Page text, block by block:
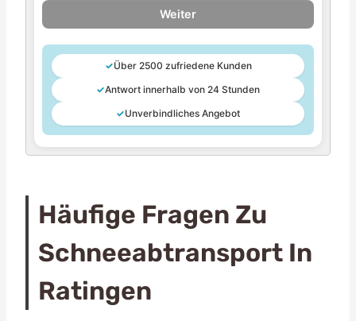
Weiter
✓Über 2500 zufriedene Kunden
✓Antwort innerhalb von 24 Stunden
✓Unverbindliches Angebot
Häufige Fragen Zu
Schneeabtransport In
Ratingen